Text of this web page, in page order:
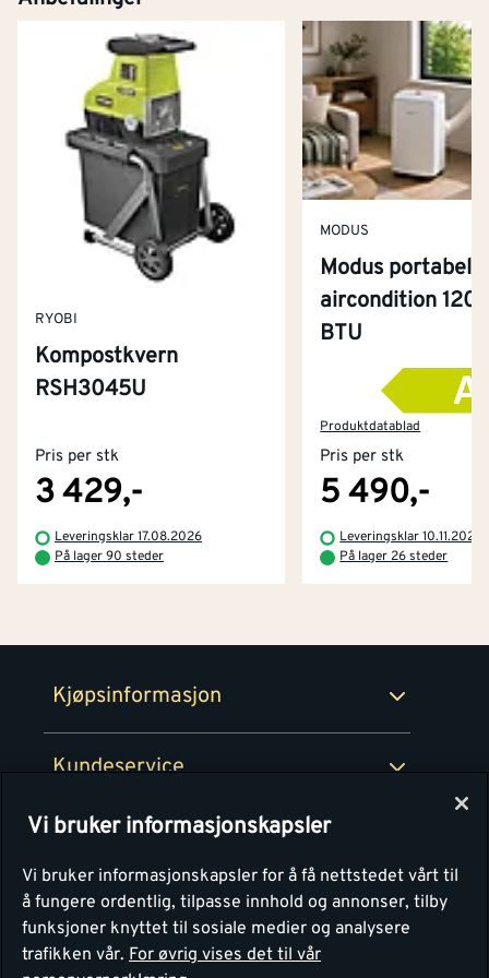
RYOBI
Kompostkvern
RSH3045U
Pris per stk
3 429,-
Leveringsklar 17.08.2026
På lager 90 steder
MODUS
Modus portabel
aircondition
BTU
Produktdatablad
Pris per stk
5 490,-
Leveringsklar 10.11.2026
På lager 26 steder
Kjøpsinformasjon
Kjøpsbetingelser
Retur- og angrerettsskjema
Kundeservice
Tjenester
Montér Klubb
Montér
Byggevarehus og åpningstider
Prismatch
Personvern
Vi bruker informasjonskapsler
Vi bruker informasjonskapsler for å få nettstedet vårt til
å fungere ordentlig, tilpasse innhold og annonser, tilby
funksjoner knyttet til sosiale medier og analysere
trafikken vår. For øvrig vises det til vår